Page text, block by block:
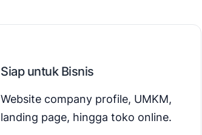
Siap untuk Bisnis
Website company profile, UMKM,
landing page, hingga toko online.